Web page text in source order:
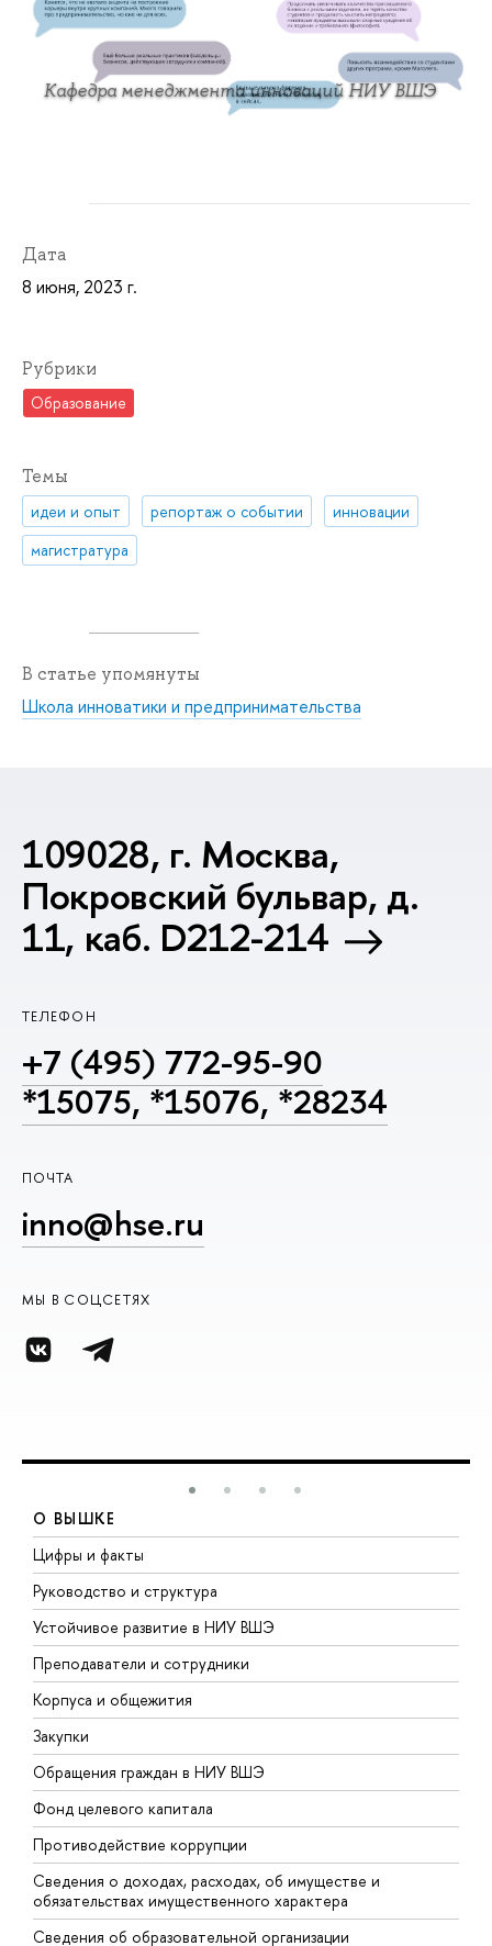
Кафедра менеджмента инноваций НИУ ВШЭ
Дата
8 июня, 2023 г.
Рубрики
Образование
Темы
идеи и опыт репортаж о событии
инновации
магистратура
В статье упомянуты
Школа инноватики и предпринимательства
109028, г. Москва,
Покровский бульвар, д.
11, каб. D212-214
ТЕЛЕФОН
+7 (495) 772-95-90
*15075, *15076, *28234
ПОЧТА
inno@hse.ru
МЫ В СОЦСЕТЯХ
О ВЫШКЕ
Цифры и факты
Руководство и структура
Устойчивое развитие в НИУ ВШЭ
Преподаватели и сотрудники
Корпуса и общежития
Закупки
Обращения граждан в НИУ ВШЭ
Фонд целевого капитала
Противодействие коррупции
Сведения о доходах, расходах, об имуществе и
обязательствах имущественного характера
Сведения об образовательной организации